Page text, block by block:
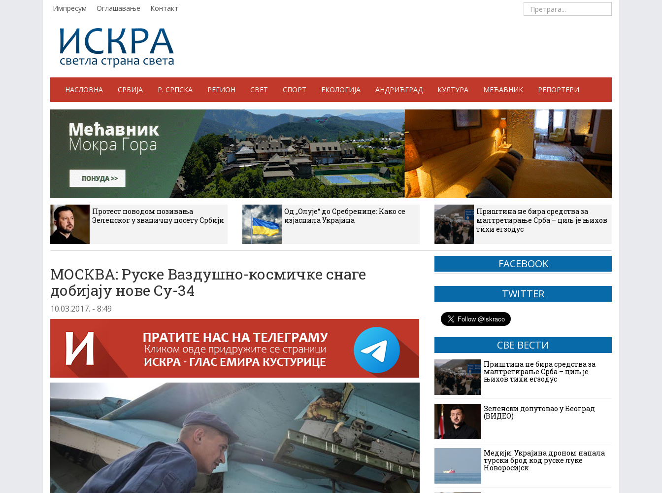
Импресум Оглашавање Контакт
НАСЛОВНА СРБИЈА Р. СРПСКА РЕГИОН СВЕТ СПОРТ ЕКОЛОГИЈА АНДРИЋГРАД КУЛТУРА МЕЋАВНИК РЕПОРТЕРИ
Протест поводом позивања
Зеленског у званичну посету Србији
Од „Олује“ до Сребренице: Како се
изјаснила Украјина
Приштина не бира средства за
малтретирање Срба – циљ је њихов
тихи егзодус
МОСКВА: Руске Ваздушно-космичке снаге
добијају нове Су-34
10.03.2017. - 8:49
FACEBOOK
TWITTER
СВЕ ВЕСТИ
Приштина не бира средства за
малтретирање Срба – циљ је
њихов тихи егзодус
Зеленски допутовао у Београд
(ВИДЕО)
Медији: Украјина дроном напала
турски брод код руске луке
Новоросијск